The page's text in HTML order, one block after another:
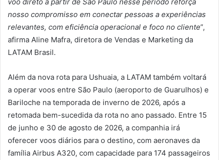
nosso compromisso em conectar pessoas a experiências
relevantes, com eficiência operacional e foco no cliente”,
afirma Aline Mafra, diretora de Vendas e Marketing da
LATAM Brasil.
Além da nova rota para Ushuaia, a LATAM também voltará
a operar voos entre São Paulo (aeroporto de Guarulhos) e
Bariloche na temporada de inverno de 2026, após a
retomada bem-sucedida da rota no ano passado. Entre 15
de junho e 30 de agosto de 2026, a companhia irá
oferecer voos diários para o destino, com aeronaves da
família Airbus A320, com capacidade para 174 passageiros